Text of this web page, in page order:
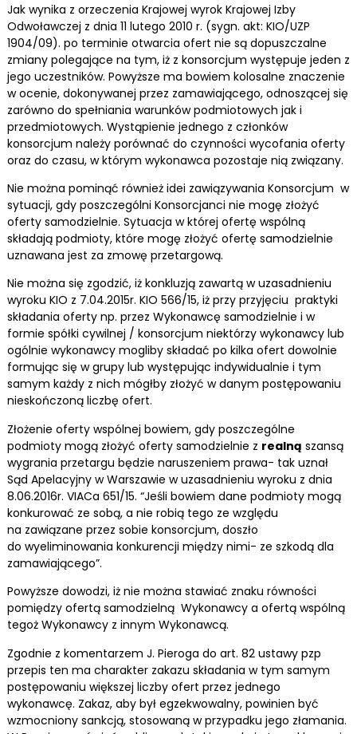
Jak wynika z orzeczenia Krajowej wyrok Krajowej Izby
Odwoławczej z dnia 11 lutego 2010 r. (sygn. akt: KIO/UZP
1904/09). po terminie otwarcia ofert nie są dopuszczalne
zmiany polegające na tym, iż z konsorcjum występuje jeden z
jego uczestników. Powyższe ma bowiem kolosalne znaczenie
w ocenie, dokonywanej przez zamawiającego, odnoszącej się
zarówno do spełniania warunków podmiotowych jak i
przedmiotowych. Wystąpienie jednego z członków
konsorcjum należy porównać do czynności wycofania oferty
oraz do czasu, w którym wykonawca pozostaje nią związany.
Nie można pominąć również idei zawiązywania Konsorcjum w
sytuacji, gdy poszczególni Konsorcjanci nie mogę złożyć
oferty samodzielnie. Sytuacja w której ofertę wspólną
składają podmioty, które mogę złożyć ofertę samodzielnie
uznawana jest za zmowę przetargową.
Nie można się zgodzić, iż konkluzją zawartą w uzasadnieniu
wyroku KIO z 7.04.2015r. KIO 566/15, iż przy przyjęciu praktyki
składania oferty np. przez Wykonawcę samodzielnie i w
formie spółki cywilnej / konsorcjum niektórzy wykonawcy lub
ogólnie wykonawcy mogliby składać po kilka ofert dowolnie
formując się w grupy lub występując indywidualnie i tym
samym każdy z nich mógłby złożyć w danym postępowaniu
nieskończoną liczbę ofert.
Złożenie oferty wspólnej bowiem, gdy poszczególne
podmioty mogą złożyć oferty samodzielnie z realną szansą
wygrania przetargu będzie naruszeniem prawa- tak uznał
Sąd Apelacyjny w Warszawie w uzasadnieniu wyroku z dnia
8.06.2016r. VIACa 651/15. “Jeśli bowiem dane podmioty mogą
konkurować ze sobą, a nie robią tego ze względu
na zawiązane przez sobie konsorcjum, doszło
do wyeliminowania konkurencji między nimi- ze szkodą dla
zamawiającego”.
Powyższe dowodzi, iż nie można stawiać znaku równości
pomiędzy ofertą samodzielną Wykonawcy a ofertą wspólną
tegoż Wykonawcy z innym Wykonawcą.
Zgodnie z komentarzem J. Pieroga do art. 82 ustawy pzp
przepis ten ma charakter zakazu składania w tym samym
postępowaniu większej liczby ofert przez jednego
wykonawcę. Zakaz, aby był egzekwowalny, powinien być
wzmocniony sankcją, stosowaną w przypadku jego złamania.